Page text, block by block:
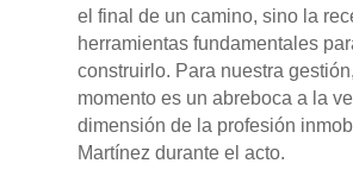
el final de un camino, sino la
herramientas fundamentales
construirlo. Para nuestra
momento es un abreboca a la
dimensión de la profesión
Martínez durante el acto.